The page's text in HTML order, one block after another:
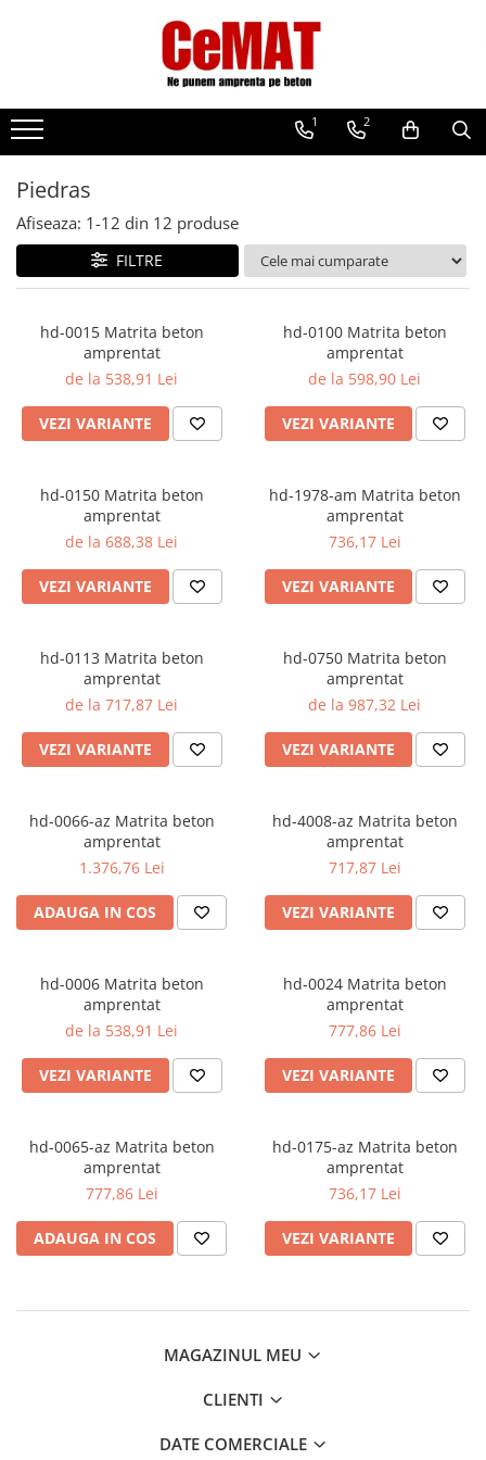
Beton amprentat
Intretinere beton amprentat
Adoquines
Cenefas
Losas
Piedras
Pizarras
Rodillo
Vertical
Produse beton celular
Beton elicopterizat
Discuri diamantate
Gletiere
Set complet finisat beton
Dreptare
Far led
Utilaje si Masini
MARSHALLTOWN
Gletiere
Gletiere piscine/plastic
Finisoare beton/accesorii
Rosturi metalice
Covor de piatra cu rasina
poliuretanica
1 2
Piedras
Afiseaza: 1-12 din 12 produse
FILTRE
hd-0015 Matrita beton
amprentat
de la 538,91 Lei
VEZI VARIANTE
hd-0100 Matrita beton
amprentat
de la 598,90 Lei
VEZI VARIANTE
hd-0150 Matrita beton
amprentat
de la 688,38 Lei
VEZI VARIANTE
hd-1978-am Matrita beton
amprentat
736,17 Lei
VEZI VARIANTE
hd-0113 Matrita beton
amprentat
de la 717,87 Lei
VEZI VARIANTE
hd-0750 Matrita beton
amprentat
de la 987,32 Lei
VEZI VARIANTE
hd-0066-az Matrita beton
amprentat
1.376,76 Lei
ADAUGA IN COS
hd-4008-az Matrita beton
amprentat
717,87 Lei
VEZI VARIANTE
hd-0006 Matrita beton
amprentat
de la 538,91 Lei
VEZI VARIANTE
hd-0024 Matrita beton
amprentat
777,86 Lei
VEZI VARIANTE
hd-0065-az Matrita beton
amprentat
777,86 Lei
ADAUGA IN COS
hd-0175-az Matrita beton
amprentat
736,17 Lei
VEZI VARIANTE
MAGAZINUL MEU
CLIENTI
DATE COMERCIALE